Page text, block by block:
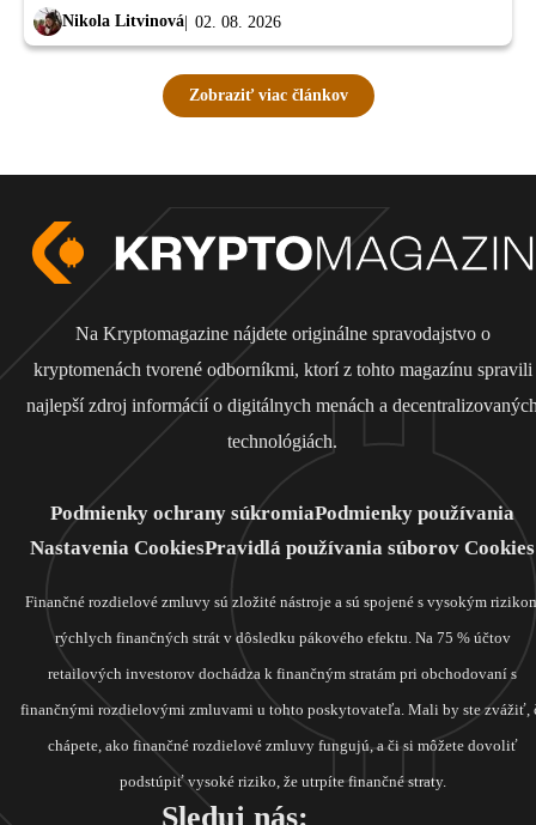
Nikola Litvinová 02. 08. 2026
Zobraziť viac článkov
Na Kryptomagazine nájdete originálne spravodajstvo o
kryptomenách tvorené odborníkmi, ktorí z tohto magazínu spravili
najlepší zdroj informácií o digitálnych menách a
technológiách.
Podmienky ochrany súkromiaPodmienky používania
Nastavenia CookiesPravidlá používania súborov Cookies
Finančné rozdielové zmluvy sú zložité nástroje a sú spojené s vysokým
rýchlych finančných strát v dôsledku pákového efektu. Na 75 % účtov
retailových investorov dochádza k finančným stratám pri obchodovaní s
finančnými rozdielovými zmluvami u tohto poskytovateľa. Mali by ste zvážiť,
chápete, ako finančné rozdielové zmluvy fungujú, a či si môžete dovoliť
podstúpiť vysoké riziko, že utrpíte finančné straty.
Sleduj nás: